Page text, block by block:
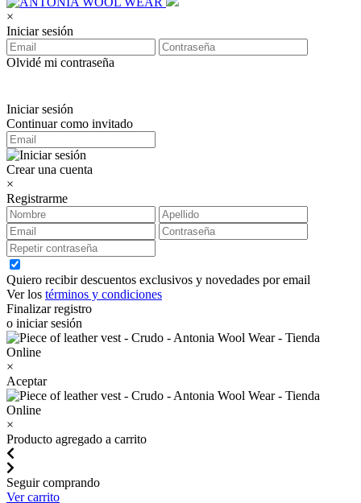
×
Iniciar sesión
Olvidé mi contraseña
Iniciar sesión
Continuar como invitado
Crear una cuenta
×
Registrarme
Quiero recibir descuentos exclusivos y novedades por email
Ver los términos y condiciones
Finalizar registro
o iniciar sesión
×
Aceptar
×
Producto agregado a carrito
Seguir comprando
Ver carrito